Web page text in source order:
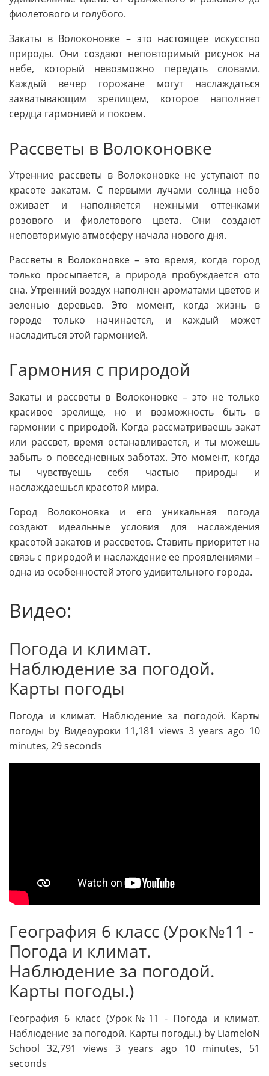
фиолетового и голубого.
Закаты в Волоконовке – это настоящее искусство
природы. Они создают неповторимый рисунок на
небе, который невозможно передать словами.
Каждый вечер горожане могут наслаждаться
захватывающим зрелищем, которое наполняет
сердца гармонией и покоем.
Рассветы в Волоконовке
Утренние рассветы в Волоконовке не уступают по
красоте закатам. С первыми лучами солнца небо
оживает и наполняется нежными оттенками
розового и фиолетового цвета. Они создают
неповторимую атмосферу начала нового дня.
Рассветы в Волоконовке – это время, когда город
только просыпается, а природа пробуждается ото
сна. Утренний воздух наполнен ароматами цветов и
зеленью деревьев. Это момент, когда жизнь в
городе только начинается, и каждый может
насладиться этой гармонией.
Гармония с природой
Закаты и рассветы в Волоконовке – это не только
красивое зрелище, но и возможность быть в
гармонии с природой. Когда рассматриваешь закат
или рассвет, время останавливается, и ты можешь
забыть о повседневных заботах. Это момент, когда
ты чувствуешь себя частью природы и
наслаждаешься красотой мира.
Город Волоконовка и его уникальная погода
создают идеальные условия для наслаждения
красотой закатов и рассветов. Ставить приоритет на
связь с природой и наслаждение ее проявлениями –
одна из особенностей этого удивительного города.
Видео:
Погода и климат.
Наблюдение за погодой.
Карты погоды
Погода и климат. Наблюдение за погодой. Карты
погоды by Видеоуроки 11,181 views 3 years ago 10
minutes, 29 seconds
География 6 класс (Урок№11 -
Погода и климат.
Наблюдение за погодой.
Карты погоды.)
География 6 класс (Урок№11 - Погода и климат.
Наблюдение за погодой. Карты погоды.) by LiameloN
School 32,791 views 3 years ago 10 minutes, 51
seconds